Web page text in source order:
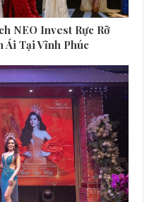
NEO Invest Rực Rỡ
Ái Tại Vĩnh Phúc